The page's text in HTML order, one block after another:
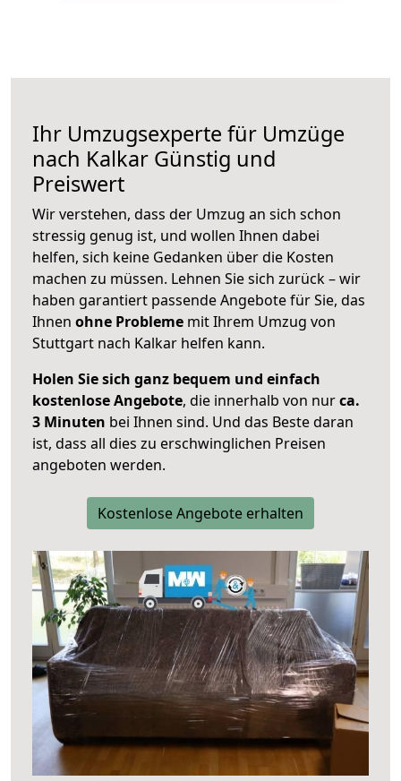
Ihr Umzugsexperte für Umzüge
nach Kalkar Günstig und
Preiswert
Wir verstehen, dass der Umzug an sich schon
stressig genug ist, und wollen Ihnen dabei
helfen, sich keine Gedanken über die Kosten
machen zu müssen. Lehnen Sie sich zurück – wir
haben garantiert passende Angebote für Sie, das
Ihnen ohne Probleme mit Ihrem Umzug von
Stuttgart nach Kalkar helfen kann.
Holen Sie sich ganz bequem und einfach
kostenlose Angebote, die innerhalb von nurca.
3 Minuten bei Ihnen sind. Und das Beste daran
ist, dass all dies zu erschwinglichen Preisen
angeboten werden.
Kostenlose Angebote erhalten